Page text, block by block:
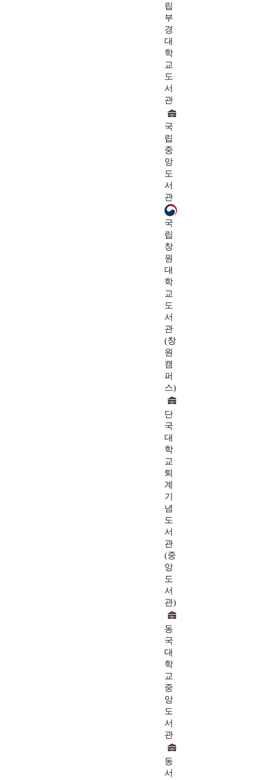
립
부
경
대
학
교
도
서
관
국
립
중
앙
도
서
관
국
립
창
원
대
학
교
도
서
관
(창
원
캠
퍼
스)
단
국
대
학
교
퇴
계
기
념
도
서
관
(중
앙
도
서
관)
동
국
대
학
교
중
앙
도
서
관
동
서